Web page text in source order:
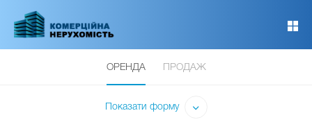
основного
ОРЕНДА ПРОДАЖ
Показати форму